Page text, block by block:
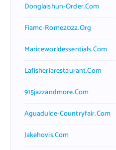
Donglaishun-Order.com
Fiamc-Rome2022.org
Mariceworldessentials.com
Lafisheriarestaurant.com
915jazzandmore.com
Aguadulce-Countryfair.com
Jakehovis.com